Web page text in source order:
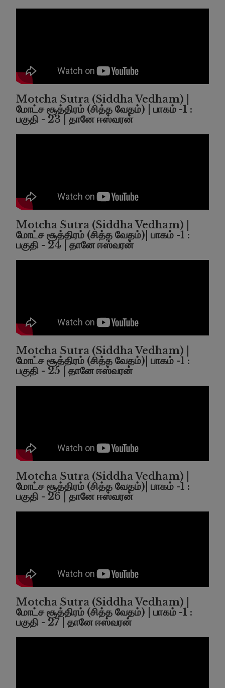
Motcha Sutra (Siddha Vedham) |
மோட்ச சூத்திரம் (சித்த வேதம்) | பாகம் -1 :
பகுதி - 23 | தானே ஈஸ்வரன்
Motcha Sutra (Siddha Vedham) |
மோட்ச சூத்திரம் (சித்த வேதம்)| பாகம் -1 :
பகுதி - 24 | தானே ஈஸ்வரன்
Motcha Sutra (Siddha Vedham) |
மோட்ச சூத்திரம் (சித்த வேதம்)| பாகம் -1 :
பகுதி - 25 | தானே ஈஸ்வரன்
Motcha Sutra (Siddha Vedham) |
மோட்ச சூத்திரம் (சித்த வேதம்)| பாகம் -1 :
பகுதி - 26 | தானே ஈஸ்வரன்
Motcha Sutra (Siddha Vedham) |
மோட்ச சூத்திரம் (சித்த வேதம்) | பாகம் -1 :
பகுதி - 27 | தானே ஈஸ்வரன்